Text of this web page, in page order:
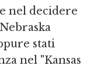
nel decidere
stati
nel "Kansas